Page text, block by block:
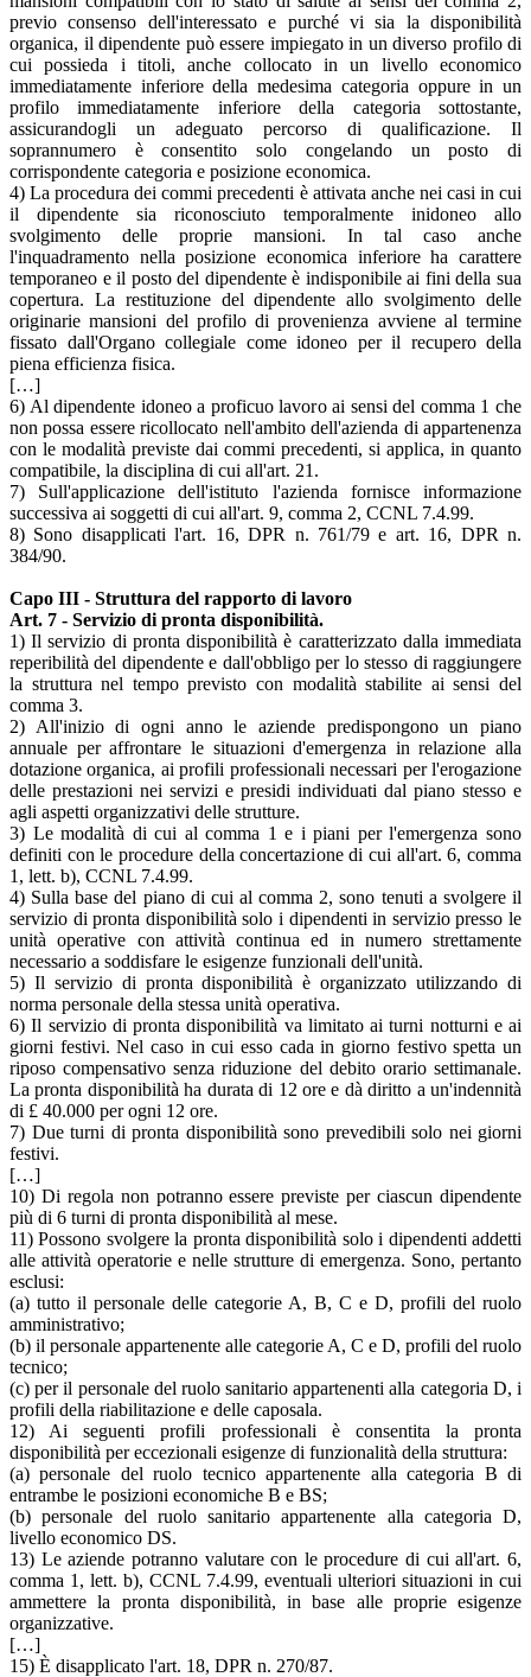
previo consenso dell'interessato e purché vi sia la disponibilità
organica, il dipendente può essere impiegato in un diverso profilo di
cui possieda i titoli, anche collocato in un livello economico
immediatamente inferiore della medesima categoria oppure in un
profilo immediatamente inferiore della categoria sottostante,
assicurandogli un adeguato percorso di qualificazione. Il
soprannumero è consentito solo congelando un posto di
corrispondente categoria e posizione economica.
4) La procedura dei commi precedenti è attivata anche nei casi in cui
il dipendente sia riconosciuto temporalmente inidoneo allo
svolgimento delle proprie mansioni. In tal caso anche
l'inquadramento nella posizione economica inferiore ha carattere
temporaneo e il posto del dipendente è indisponibile ai fini della sua
copertura. La restituzione del dipendente allo svolgimento delle
originarie mansioni del profilo di provenienza avviene al termine
fissato dall'Organo collegiale come idoneo per il recupero della
piena efficienza fisica.
[…]
6) Al dipendente idoneo a proficuo lavoro ai sensi del comma 1 che
non possa essere ricollocato nell'ambito dell'azienda di appartenenza
con le modalità previste dai commi precedenti, si applica, in quanto
compatibile, la disciplina di cui all'art. 21.
7) Sull'applicazione dell'istituto l'azienda fornisce informazione
successiva ai soggetti di cui all'art. 9, comma 2, CCNL 7.4.99.
8) Sono disapplicati l'art. 16, DPR n. 761/79 e art. 16, DPR n.
384/90.
Capo III - Struttura del rapporto di lavoro
Art. 7 - Servizio di pronta disponibilità.
1) Il servizio di pronta disponibilità è caratterizzato dalla immediata
reperibilità del dipendente e dall'obbligo per lo stesso di raggiungere
la struttura nel tempo previsto con modalità stabilite ai sensi del
comma 3.
2) All'inizio di ogni anno le aziende predispongono un piano
annuale per affrontare le situazioni d'emergenza in relazione alla
dotazione organica, ai profili professionali necessari per l'erogazione
delle prestazioni nei servizi e presidi individuati dal piano stesso e
agli aspetti organizzativi delle strutture.
3) Le modalità di cui al comma 1 e i piani per l'emergenza sono
definiti con le procedure della concertazione di cui all'art. 6, comma
1, lett. b), CCNL 7.4.99.
4) Sulla base del piano di cui al comma 2, sono tenuti a svolgere il
servizio di pronta disponibilità solo i dipendenti in servizio presso le
unità operative con attività continua ed in numero strettamente
necessario a soddisfare le esigenze funzionali dell'unità.
5) Il servizio di pronta disponibilità è organizzato utilizzando di
norma personale della stessa unità operativa.
6) Il servizio di pronta disponibilità va limitato ai turni notturni e ai
giorni festivi. Nel caso in cui esso cada in giorno festivo spetta un
riposo compensativo senza riduzione del debito orario settimanale.
La pronta disponibilità ha durata di 12 ore e dà diritto a un'indennità
di £ 40.000 per ogni 12 ore.
7) Due turni di pronta disponibilità sono prevedibili solo nei giorni
festivi.
[…]
10) Di regola non potranno essere previste per ciascun dipendente
più di 6 turni di pronta disponibilità al mese.
11) Possono svolgere la pronta disponibilità solo i dipendenti addetti
alle attività operatorie e nelle strutture di emergenza. Sono, pertanto
esclusi:
(a) tutto il personale delle categorie A, B, C e D, profili del ruolo
amministrativo;
(b) il personale appartenente alle categorie A, C e D, profili del ruolo
tecnico;
(c) per il personale del ruolo sanitario appartenenti alla categoria D, i
profili della riabilitazione e delle caposala.
12) Ai seguenti profili professionali è consentita la pronta
disponibilità per eccezionali esigenze di funzionalità della struttura:
(a) personale del ruolo tecnico appartenente alla categoria B di
entrambe le posizioni economiche B e BS;
(b) personale del ruolo sanitario appartenente alla categoria D,
livello economico DS.
13) Le aziende potranno valutare con le procedure di cui all'art. 6,
comma 1, lett. b), CCNL 7.4.99, eventuali ulteriori situazioni in cui
ammettere la pronta disponibilità, in base alle proprie esigenze
organizzative.
[…]
15) È disapplicato l'art. 18, DPR n. 270/87.